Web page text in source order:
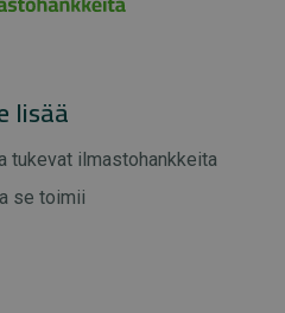
lisää
tukevat ilmastohankkeita
se toimii